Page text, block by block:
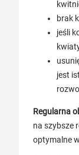
brak
jeśli
jest
Regularna
na szybsze
optymalne